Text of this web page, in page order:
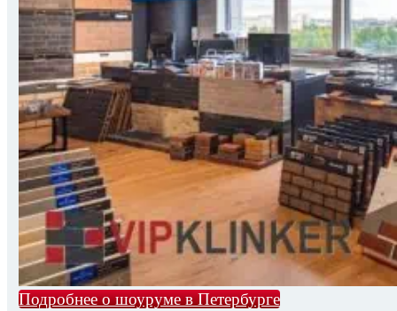
Подробнее о шоуруме в Петербурге